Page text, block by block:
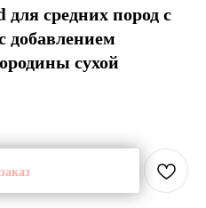
средних пород с
добавлением
сухой